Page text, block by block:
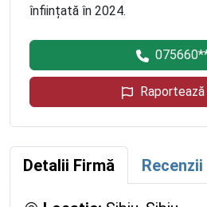
înființată în 2024.
Detalii Firmă Recenzii